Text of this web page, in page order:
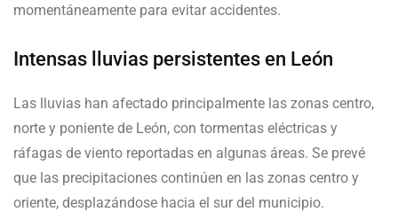
momentáneamente para evitar accidentes.
Intensas lluvias persistentes en León
Las lluvias han afectado principalmente las zonas centro,
norte y poniente de León, con tormentas eléctricas y
ráfagas de viento reportadas en algunas áreas. Se prevé
que las precipitaciones continúen en las zonas centro y
oriente, desplazándose hacia el sur del municipio.